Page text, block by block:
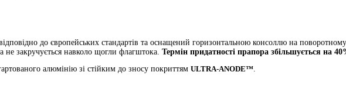
до європейських стандартів та оснащений горизонтальною консоллю на
не закручується навколо щогли флагштока. Термін придатності прапора збільшується на
алюмінію зі стійким до зносу покриттям ULTRA-ANODE™